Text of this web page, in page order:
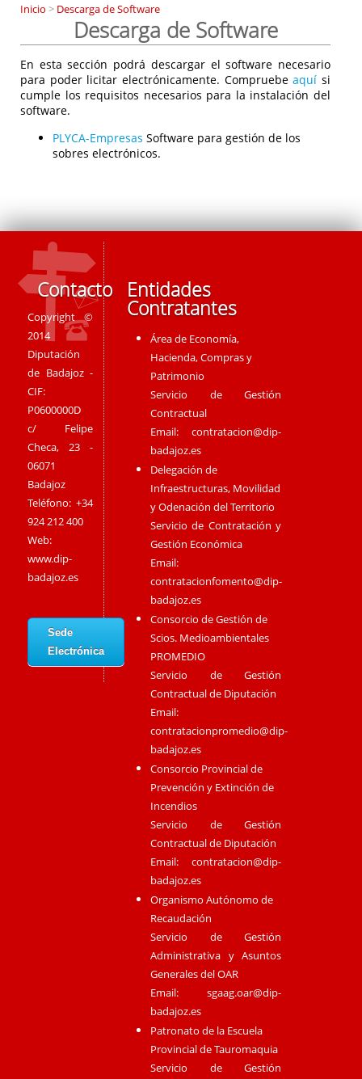
Inicio > Descarga de Software
Descarga de Software
En esta sección podrá descargar el software necesario
para poder licitar electrónicamente. Compruebeaquí si
cumple los requisitos necesarios para la instalación del
software.
PLYCA-Empresas Software para gestión de los
sobres electrónicos.
Contacto
Copyright ©
2014
Diputación
de Badajoz -
CIF:
P0600000D
c/ Felipe
Checa, 23 -
06071
Badajoz
Teléfono: +34
924 212 400
Web:
www.dip-
badajoz.es
Sede
Electrónica
Entidades
Contratantes
Área de Economía,
Hacienda, Compras y
Patrimonio
Servicio de Gestión
Contractual
Email:contratacion@dip-
badajoz.es
Delegación de
Infraestructuras, Movilidad
y Odenación del Territorio
Servicio de Contratación y
Gestión Económica
Email:
contratacionfomento@dip-
badajoz.es
Consorcio de Gestión de
Scios. Medioambientales
PROMEDIO
Servicio de Gestión
Contractual de Diputación
Email:
contratacionpromedio@dip-
badajoz.es
Consorcio Provincial de
Prevención y Extinción de
Incendios
Servicio de Gestión
Contractual de Diputación
Email:contratacion@dip-
badajoz.es
Organismo Autónomo de
Recaudación
Servicio de Gestión
Administrativa y Asuntos
Generales del OAR
Email:sgaag.oar@dip-
badajoz.es
Patronato de la Escuela
Provincial de Tauromaquia
Servicio de Gestión